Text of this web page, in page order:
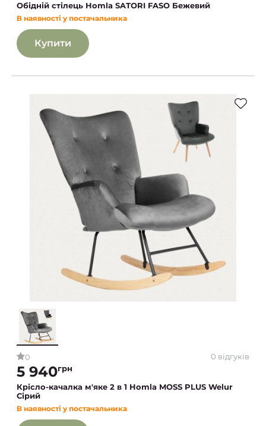
Обідній стілець Homla SATORI FASO Бежевий
В наявності у постачальника
Купити
0 0 відгуків
5 940грн
Крісло-качалка м'яке 2 в 1 Homla MOSS PLUS Welur
Сірий
В наявності у постачальника